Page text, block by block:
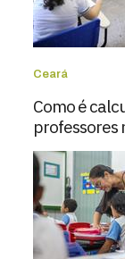
Ceará
Como é
professores